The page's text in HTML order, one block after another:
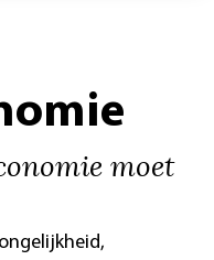
moet